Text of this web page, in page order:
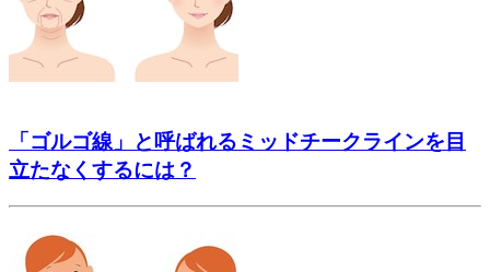
「ゴルゴ線」と呼ばれるミッドチークラインを目
立たなくするには？